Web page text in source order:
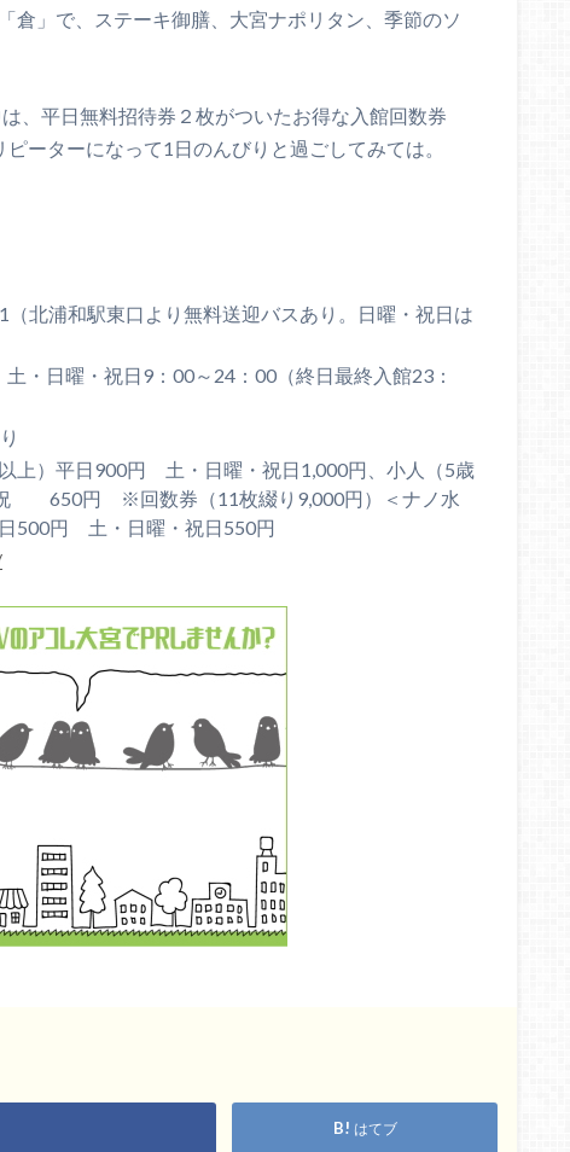
倉」で、ステーキ御膳、大宮ナポリタン、季節のソ
、平日無料招待券２枚がついたお得な入館回数券
ーターになって1日のんびりと過ごしてみては。
北浦和駅東口より無料送迎バスあり。日曜・祝日は
・日曜・祝日9：00～24：00（終日最終入館23：
上）平日900円 土・日曜・祝日1,000円、小人（5歳
650円 ※回数券（11枚綴り9,000円）＜ナノ水
500円 土・日曜・祝日550円
はてブ